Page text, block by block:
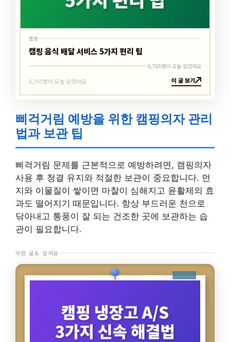
캠핑
캠핑 음식 배달 서비스 5가지 편리 팁
6,765명이 오늘 읽었어요
6,765명이 오늘 읽었어요 이 글 보기
삐걱거림 예방을 위한 캠핑의자 관리
법과 보관 팁
삐걱거림 문제를 근본적으로 예방하려면, 캠핑의자
사용 후 청결 유지와 적절한 보관이 중요합니다. 먼
지와 이물질이 쌓이면 마찰이 심해지고 윤활제의 효
과도 떨어지기 때문입니다. 항상 부드러운 천으로
닦아내고 통풍이 잘 되는 건조한 곳에 보관하는 습
관이 필요합니다.
이런 글도 있어요
3,561명이 오늘 읽었어요